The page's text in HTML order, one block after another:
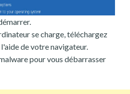
se charge, téléchargez
de votre navigateur.
pour vous débarrasser